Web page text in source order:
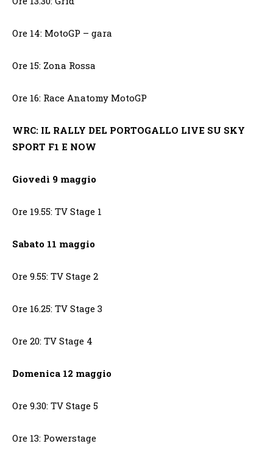
Ore 14: MotoGP – gara
Ore 15: Zona Rossa
Ore 16: Race Anatomy MotoGP
WRC: IL RALLY DEL PORTOGALLO LIVE SU SKY
SPORT F1 E NOW
Giovedì 9 maggio
Ore 19.55: TV Stage 1
Sabato 11 maggio
Ore 9.55: TV Stage 2
Ore 16.25: TV Stage 3
Ore 20: TV Stage 4
Domenica 12 maggio
Ore 9.30: TV Stage 5
Ore 13: Powerstage